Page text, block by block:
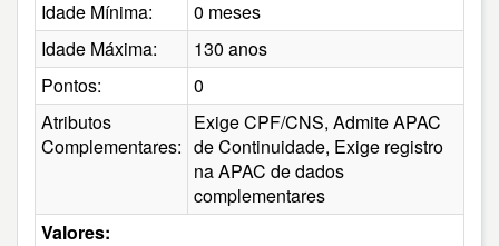
Idade Mínima:
0 meses
Idade Máxima:
130 anos
Pontos:
0
Atributos
Complementares:
Exige CPF/CNS, Admite APAC
de Continuidade, Exige registro
na APAC de dados
complementares
Valores: